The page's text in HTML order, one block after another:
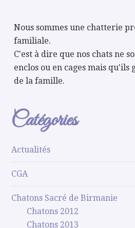
Nous sommes une chatterie
familiale.
C'est à dire que nos chats ne
enclos ou en cages mais qu'ils
de la famille.
Catégories
Actualités
CGA
Chatons Sacré de Birmanie
Chatons 2012
Chatons 2013